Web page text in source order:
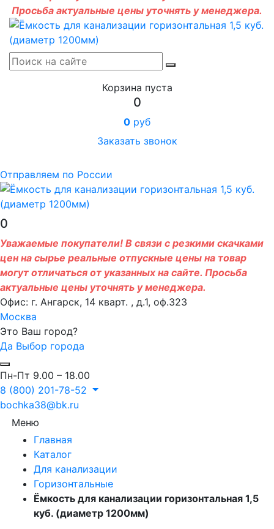
Просьба актуальные цены уточнять у менеджера.
Корзина пуста
0
0 руб
Заказать звонок
Отправляем по России
0
Уважаемые покупатели! В связи с резкими скачками
цен на сырье реальные отпускные цены на товар
могут отличаться от указанных на сайте. Просьба
актуальные цены уточнять у менеджера.
Офис: г. Ангарск, 14 кварт. , д.1, оф.323
Москва
Это Ваш город?
Да Выбор города
Пн-Пт 9.00 – 18.00
8 (800) 201-78-52
bochka38@bk.ru
Меню
Главная
Каталог
Для канализации
Горизонтальные
Ёмкость для канализации горизонтальная 1,5
куб. (диаметр 1200мм)